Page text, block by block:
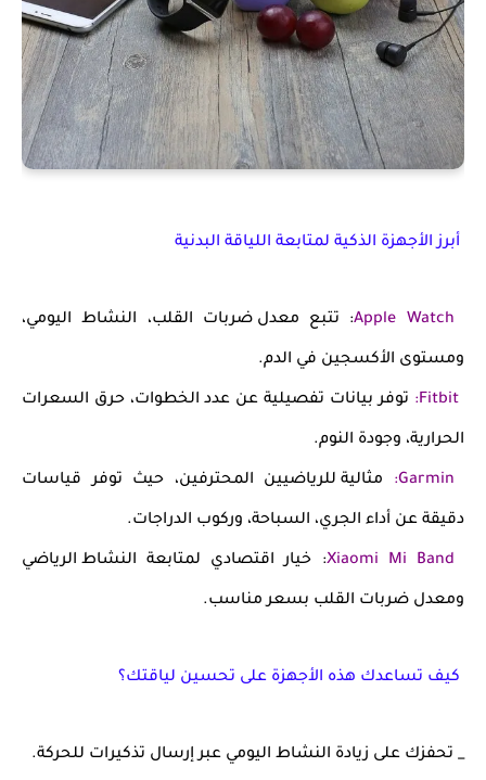
أبرز الأجهزة الذكية لمتابعة اللياقة البدنية
Apple Watch: تتبع معدل ضربات القلب، النشاط اليومي،
ومستوى الأكسجين في الدم.
Fitbit
: توفر بيانات تفصيلية عن عدد الخطوات، حرق السعرات
الحرارية، وجودة النوم.
Garmin
: مثالية للرياضيين المحترفين، حيث توفر قياسات
دقيقة عن أداء الجري، السباحة، وركوب الدراجات.
Xiaomi Mi Band: خيار اقتصادي لمتابعة النشاط الرياضي
ومعدل ضربات القلب بسعر مناسب.
كيف تساعدك هذه الأجهزة على تحسين لياقتك؟
_ تحفزك على زيادة النشاط اليومي عبر إرسال تذكيرات للحركة.